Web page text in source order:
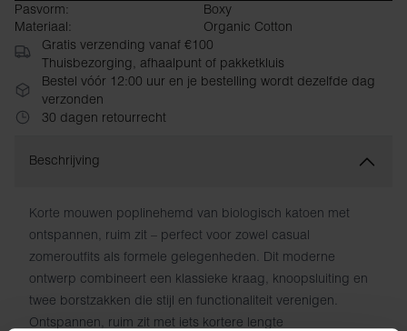
Pasvorm:
Boxy
Materiaal:
Organic Cotton
Gratis verzending vanaf €100
Thuisbezorging, afhaalpunt of pakketkluis
Bestel vóór 12:00 uur en je bestelling wordt dezelfde dag
verzonden
30 dagen retourrecht
Beschrijving
Korte mouwen poplinehemd van biologisch katoen met
ontspannen, ruim zit – perfect voor zowel casual
zomeroutfits als formele gelegenheden. Dit moderne
ontwerp combineert een klassieke kraag, knoopsluiting en
twee borstzakken die stijl en functionaliteit verenigen.
Ontspannen, ruim zit met iets kortere lengte